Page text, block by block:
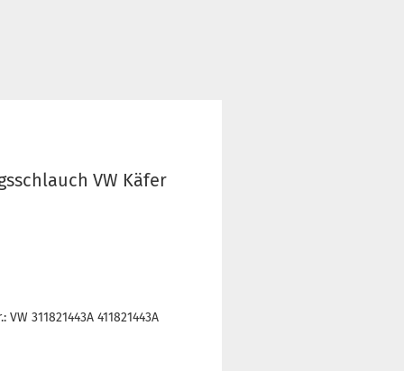
VW Käfer
311821443A 411821443A